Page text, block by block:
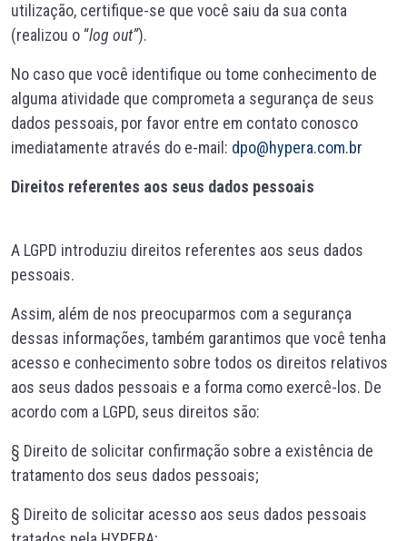
utilização, certifique-se que você saiu da sua conta
(realizou o “log out”).
No caso que você identifique ou tome conhecimento de
alguma atividade que comprometa a segurança de seus
dados pessoais, por favor entre em contato conosco
imediatamente através do e-mail: dpo@hypera.com.br
Direitos referentes aos seus dados pessoais
A LGPD introduziu direitos referentes aos seus dados
pessoais.
Assim, além de nos preocuparmos com a segurança
dessas informações, também garantimos que você tenha
acesso e conhecimento sobre todos os direitos relativos
aos seus dados pessoais e a forma como exercê-los. De
acordo com a LGPD, seus direitos são:
§ Direito de solicitar confirmação sobre a existência de
tratamento dos seus dados pessoais;
§ Direito de solicitar acesso aos seus dados pessoais